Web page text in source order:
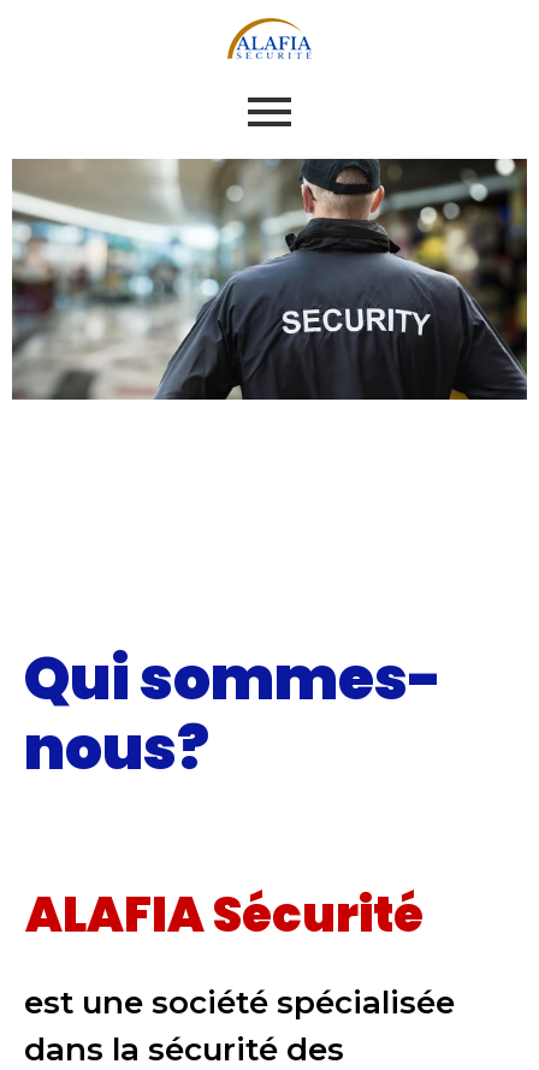
Qui sommes-
nous?
ALAFIA Sécurité
est une société spécialisée
dans la sécurité des